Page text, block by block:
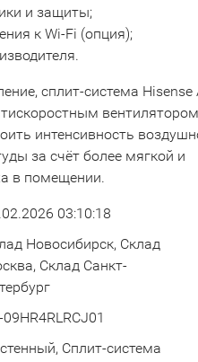
и защиты;
к Wi-Fi (опция);
сплит-система Hisense
интенсивность
за счёт более мягкой и
в помещении.
03:10:18
Новосибирск, Склад
Склад Санкт-
09HR4RLRCJ01
Сплит-система